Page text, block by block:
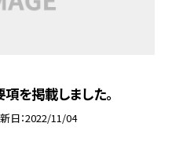
を掲載しました。
日 2022/11/04